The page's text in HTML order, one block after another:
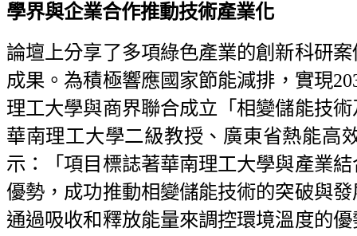
學界與企業合作推動技術產業化
論壇上分享了多項綠色產業的創新科研
成果。為積極響應國家節能減排，實現
理工大學與商界聯合成立「相變儲能技
華南理工大學二級教授、廣東省熱能高
示：「項目標誌著華南理工大學與產業
優勢，成功推動相變儲能技術的突破與
通過吸收和釋放能量來調控環境溫度的